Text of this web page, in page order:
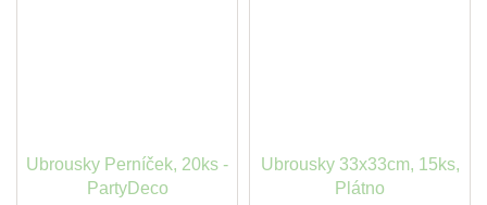
Ubrousky Perníček, 20ks -
PartyDeco
Ubrousky 33x33cm, 15ks,
Plátno